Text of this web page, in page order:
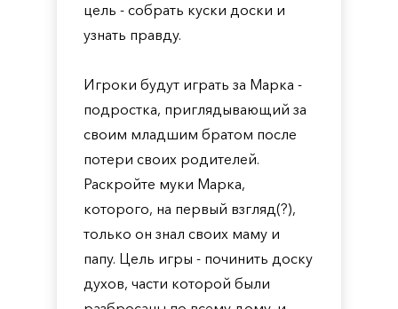
цель - собрать куски доски и
узнать правду.
Игроки будут играть за Марка -
подростка, приглядывающий за
своим младшим братом после
потери своих родителей.
Раскройте муки Марка,
которого, на первый взгляд(?),
только он знал своих маму и
папу. Цель игры - починить доску
духов, части которой были